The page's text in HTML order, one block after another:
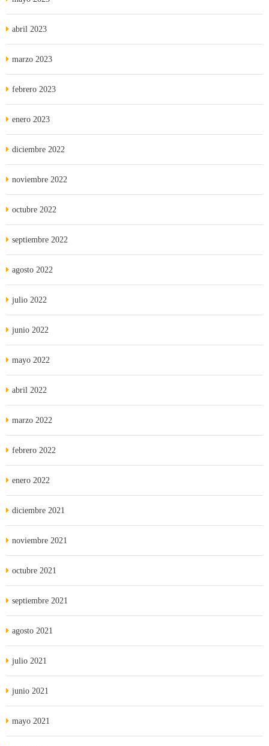
abril 2023
marzo 2023
febrero 2023
enero 2023
diciembre 2022
noviembre 2022
octubre 2022
septiembre 2022
agosto 2022
julio 2022
junio 2022
mayo 2022
abril 2022
marzo 2022
febrero 2022
enero 2022
diciembre 2021
noviembre 2021
octubre 2021
septiembre 2021
agosto 2021
julio 2021
junio 2021
mayo 2021